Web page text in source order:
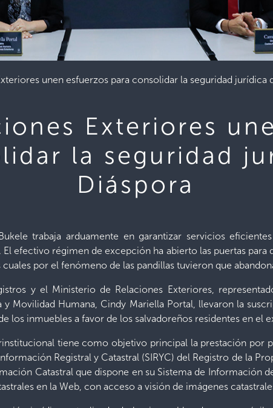
unen esfuerzos para consolidar la seguridad jurídica
Exteriores
la seguridad
Diáspora
trabaja arduamente en garantizar servicios
efectivo régimen de excepción ha abierto las puertas para
cuales por el fenómeno de las pandillas tuvieron que
y el Ministerio de Relaciones Exteriores,
y Movilidad Humana, Cindy Mariella Portal, llevaron la
los inmuebles a favor de los salvadoreños residentes en el
tiene como objetivo principal la prestación por
Registral y Catastral (SIRYC) del Registro de la
Catastral que dispone en su Sistema de Información
en la Web, con acceso a visión de imágenes